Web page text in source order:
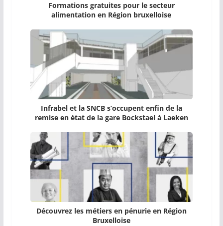
Formations gratuites pour le secteur
alimentation en Région bruxelloise
Infrabel et la SNCB s’occupent enfin de la
remise en état de la gare Bockstael à Laeken
Découvrez les métiers en pénurie en Région
Bruxelloise